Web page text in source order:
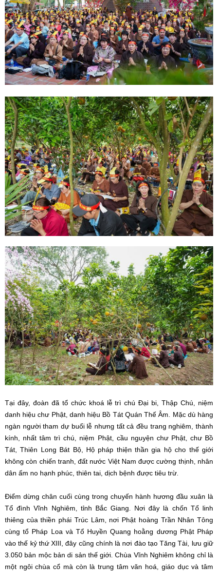
Tại đây, đoàn đã tổ chức khoá lễ trì chú Đại bi, Thập Chú, niệm
danh hiệu chư Phật, danh hiệu Bồ Tát Quán Thế Âm. Mặc dù hàng
ngàn người tham dự buổi lễ nhưng tất cả đều trang nghiêm, thành
kính, nhất tâm trì chú, niệm Phật, cầu nguyện chư Phật, chư Bồ
Tát, Thiên Long Bát Bộ, Hộ pháp thiện thần gia hộ cho thế giới
không còn chiến tranh, đất nước Việt Nam được cường thịnh, nhân
dân ấm no hạnh phúc, thiên tai, dịch bệnh được tiêu trừ.
Điểm dừng chân cuối cùng trong chuyến hành hương đầu xuân là
Tổ đình Vĩnh Nghiêm, tỉnh Bắc Giang. Nơi đây là chốn Tổ linh
thiêng của thiền phái Trúc Lâm, nơi Phật hoàng Trần Nhân Tông
cùng tổ Pháp Loa và Tổ Huyền Quang hoằng dương Phật Pháp
vào thế kỷ thứ XIII, đây cũng chính là nơi đào tạo Tăng Tài, lưu giữ
3.050 bản mộc bản di sản thế giới. Chùa Vĩnh Nghiêm không chỉ là
một ngôi chùa cổ mà còn là trung tâm văn hoá, giáo dục và tâm